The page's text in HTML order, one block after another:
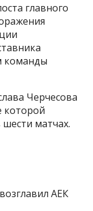
главного
команды
Черчесова
которой
матчах.
АЕК